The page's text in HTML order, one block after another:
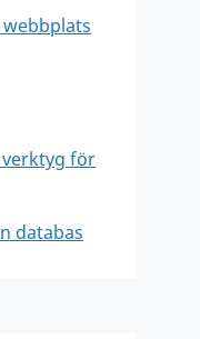
för
databas